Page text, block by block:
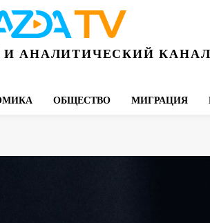
АНАЛИТИЧЕСКИЙ КАНАЛ
ОБЩЕСТВО МИГРАЦИЯ